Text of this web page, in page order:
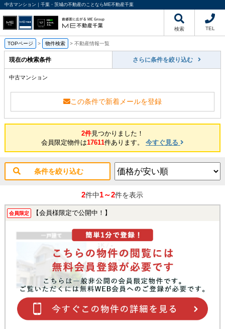
中古マンション｜千葉・茨城の不動産のことならME不動産千葉
検索 TEL
TOPページ > 物件検索 > 不動産情報一覧
現在の検索条件 さらに条件を絞り込む
中古マンション
この条件で新着メールを登録
2件見つかりました！
会員限定物件は17611件あります。 今すぐ見る
条件を絞り込む
2件中1～2件を表示
会員限定 【会員様限定で公開中！】